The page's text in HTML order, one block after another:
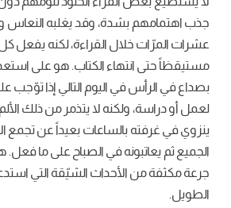
جذب اهتمامهم بشدة، وقد يغلبه النعاس
عشرات المرّات خلال القراءة، لكنه يفعل
مستيقظاً حتى انتهاء الكتاب. هو على
بصداع في الرأس في اليوم التالي إذا توّجب
لعمل أو دراسة، ولكنه لا يتذمر من ذلك
ينزوي في غرفته بالساعات بعيداً عن تجمع
الجميع ثم يعاتبونه في الصباح على ما فعل.
جرعة مكثفة من الأحداث الشيّقة التي
الطويل.